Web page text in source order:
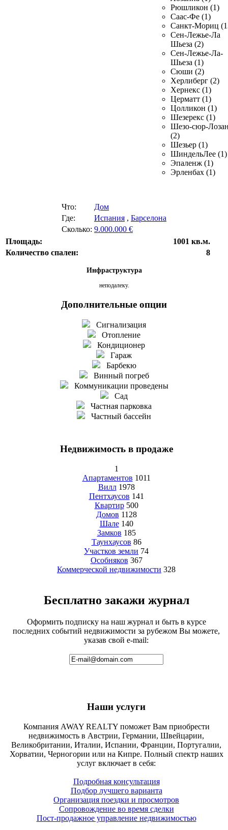
Рюшликон (1)
Саас-Фе (1)
Санкт-Мориц
Сен-Лежье-Ла
Шьеза (2)
Сен-Лежье-Ла-
Шьеза (1)
Сюши (2)
Херлиберг (2)
Хернекс (1)
Церматт (1)
Цолликон (1)
Шезерекс (1)
Шезо-сюр-
(2)
Шезьер (1)
ШиндельЛее (1)
Эпаленж (1)
Эрленбах (1)
Что:
Дом
Где:
Испания , Барселона
Сколько: 9.000.000 €
Площадь:
1001 кв.м.
Количество спален:
8
Инфраструктура
неподалеку.
Дополнительные опции
Сигнализация
Отопление
Кондиционер
Гараж
Барбекю
Винный погреб
Коммуникации проведены
Сад
Частная парковка
Частный бассейн
Недвижимость в продаже
1
Апартаментов 1011
Вилл 1978
Пентхаусов 141
Квартир 500
Домов 1128
Шале 140
Замков 185
Таунхаусов 86
Участков земли 74
Особняков 367
Коммерческой недвижимости 328
Бесплатно закажи журнал
Оформить подписку на наш журнал и быть в курсе
последних событий недвижимости за рубежом Вы можете,
указав свой e-mail:
Наши услуги
Компания AWAY REALTY поможет Вам приобрести
недвижимость в Австрии, Германии, Швейцарии,
Великобритании, Италии, Испании, Франции, Португалии,
Хорватии, Черногории или на Кипре. Полный спектр наших
услуг включает в себя:
Подробная консультация
Подбор лучшего варианта
Организация поездки и просмотров
Сопровождение во время сделки
Пост-продажное управление недвижимостью